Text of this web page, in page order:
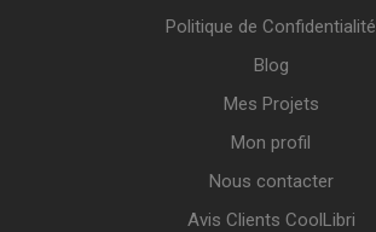
Politique de Confidentialité
Blog
Mes Projets
Mon profil
Nous contacter
Avis Clients CoolLibri